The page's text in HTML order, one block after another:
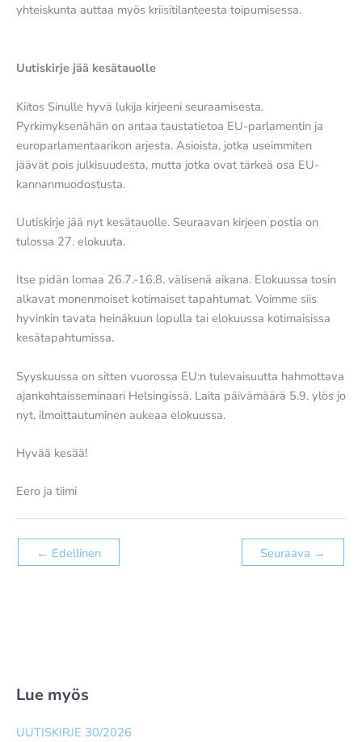
yhteiskunta auttaa myös kriisitilanteesta toipumisessa.
Uutiskirje jää kesätauolle
Kiitos Sinulle hyvä lukija kirjeeni seuraamisesta.
Pyrkimyksenähän on antaa taustatietoa EU-parlamentin ja
europarlamentaarikon arjesta. Asioista, jotka useimmiten
jäävät pois julkisuudesta, mutta jotka ovat tärkeä osa EU-
kannanmuodostusta.
Uutiskirje jää nyt kesätauolle. Seuraavan kirjeen postia on
tulossa 27. elokuuta.
Itse pidän lomaa 26.7.-16.8. välisenä aikana. Elokuussa tosin
alkavat monenmoiset kotimaiset tapahtumat. Voimme siis
hyvinkin tavata heinäkuun lopulla tai elokuussa kotimaisissa
kesätapahtumissa.
Syyskuussa on sitten vuorossa EU:n tulevaisuutta hahmottava
ajankohtaisseminaari Helsingissä. Laita päivämäärä 5.9. ylös jo
nyt, ilmoittautuminen aukeaa elokuussa.
Hyvää kesää!
Eero ja tiimi
← Edellinen Seuraava →
Lue myös
UUTISKIRJE 30/2026